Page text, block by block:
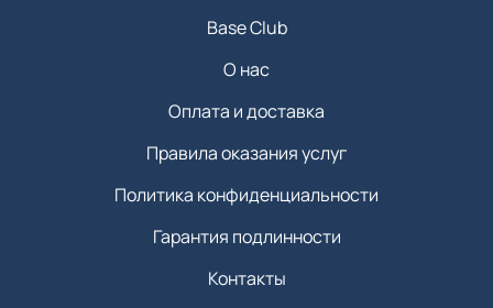
Base Club
О нас
Оплата и доставка
Правила оказания услуг
Политика конфиденциальности
Гарантия подлинности
Контакты